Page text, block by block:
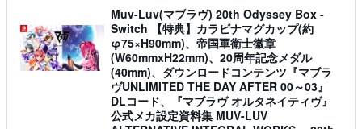
Muv-Luv(マブラヴ) 20th Odyssey Box -
Switch 【特典】カラビナマグカップ(約
φ75×H90mm)、帝国軍衛士徽章
(W60mmxH22mm)、20周年記念メダル
(40mm)、ダウンロードコンテンツ『マブラ
ヴUNLIMITED THE DAY AFTER 00～03』
DLコード、『マブラヴ オルタネイティヴ』
公式メカ設定資料集 MUV-LUV